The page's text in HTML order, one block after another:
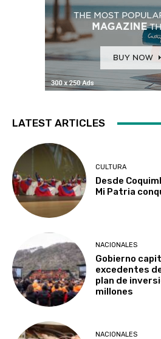
LATEST ARTICLES
CULTURA
Desde
Mi Patria
NACIONALES
Gobierno
excedentes
plan de
millones
NACIONALES